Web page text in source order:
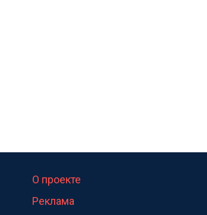
О проекте
Реклама